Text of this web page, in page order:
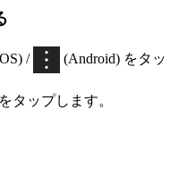
/
(Android) をタッ
タップします。